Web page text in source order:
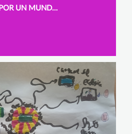
RENOVAR ENERGÍA POR UN MUNDO EN ARMONÍA